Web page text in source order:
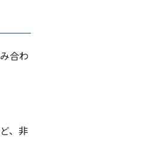
合わ
、非